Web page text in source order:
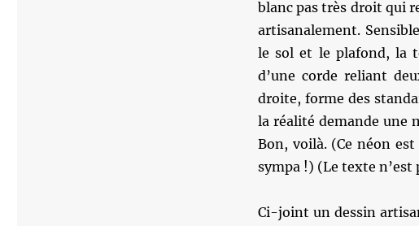
blanc pas très droit qui
artisanalement.
le sol et le plafond, la
d’une corde reliant
droite, forme des
la réalité demande une
Bon, voilà. (Ce néon
sympa !) (Le texte n’est
Ci-joint un dessin